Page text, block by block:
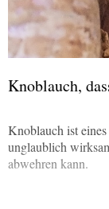
Knoblauch,
Knoblauch ist
unglaublich
abwehren kann.